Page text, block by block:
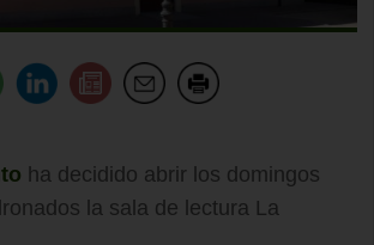
ha decidido abrir los domingos
la sala de lectura La